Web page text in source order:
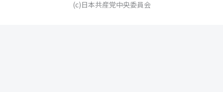
(c)日本共産党中央委員会